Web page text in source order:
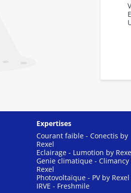
Expertises
Courant faible - Conectis by
Rexel
Eclairage - Lumotion by
Genie climatique - Climancy
Rexel
Photovoltaïque - PV by Rexel
IRVE - Freshmile